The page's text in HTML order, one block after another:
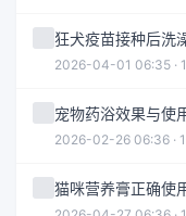
狂犬疫苗接种后洗
2026-04-01 06:35 ·
宠物药浴效果与使
2026-02-26 06:36 ·
猫咪营养膏正确使